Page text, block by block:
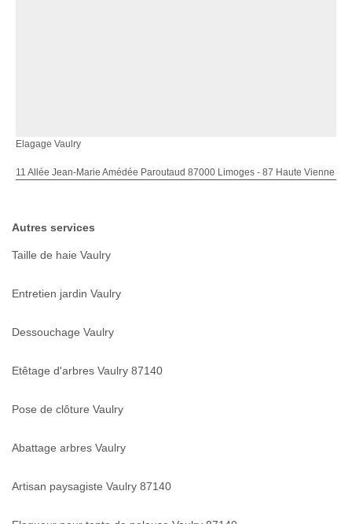
Elagage Vaulry
11 Allée Jean-Marie Amédée Paroutaud 87000 Limoges - 87 Haute Vienne
Autres services
Taille de haie Vaulry
Entretien jardin Vaulry
Dessouchage Vaulry
Etêtage d'arbres Vaulry 87140
Pose de clôture Vaulry
Abattage arbres Vaulry
Artisan paysagiste Vaulry 87140